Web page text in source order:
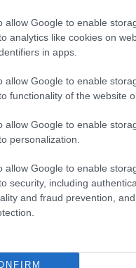
allow Google to enable
analytics like cookies on
in apps.
allow Google to enable
functionality of the website
allow Google to enable
personalization.
allow Google to enable
security, including
and fraud prevention,
τοinsider.gr στο Google
ειδήσειςαπό την Ελλάδα